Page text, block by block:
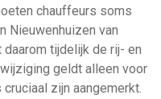
chauffeurs soms
Nieuwenhuizen van
tijdelijk de rij- en
geldt alleen voor
zijn aangemerkt.